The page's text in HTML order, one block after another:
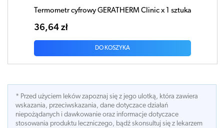
Termometr cyfrowy GERATHERM Clinic x 1 sztuka
36,64 zł
DO KOSZYKA
* Przed użyciem leków zapoznaj się z jego ulotką, która zawiera
wskazania, przeciwskazania, dane dotyczace działań
niepożądanych i dawkowanie oraz informacje dotyczace
stosowania produktu leczniczego, bądź skonsultuj się z lekarzem